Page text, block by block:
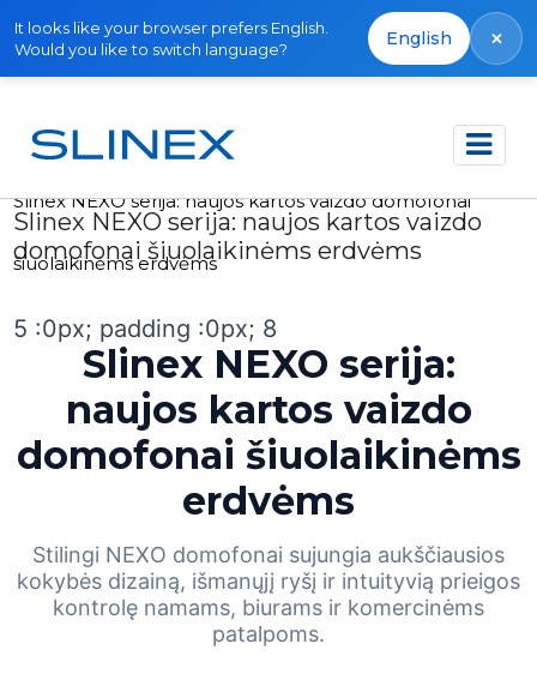
It looks like your browser prefers English.
Would you like to switch language?
English ×
Pagrindinis Publikacijos
Slinex NEXO serija: naujos kartos vaizdo domofonai
šiuolaikinėms erdvėms
Slinex NEXO serija: naujos kartos vaizdo
domofonai šiuolaikinėms erdvėms
5 :0px; padding :0px; 8
Slinex NEXO serija:
naujos kartos vaizdo
domofonai šiuolaikinėms
erdvėms
Stilingi NEXO domofonai sujungia aukščiausios
kokybės dizainą, išmanųjį ryšį ir intuityvią prieigos
kontrolę namams, biurams ir komercinėms
patalpoms.